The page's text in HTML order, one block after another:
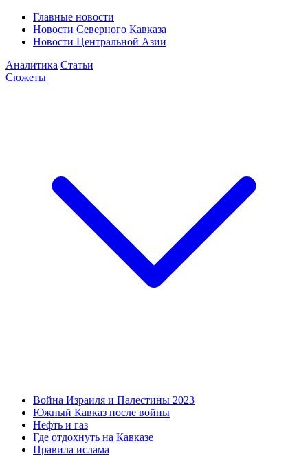
Главные новости
Новости Северного Кавказа
Новости Центральной Азии
Аналитика Статьи
Сюжеты
Война Израиля и Палестины 2023
Южный Кавказ после войны
Нефть и газ
Где отдохнуть на Кавказе
Правила ислама